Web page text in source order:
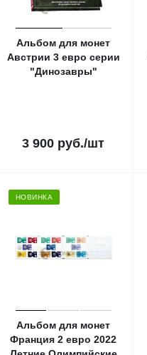
Альбом для монет
Австрии 3 евро серии
"Динозавры"
3 900 руб./шт
НОВИНКА
Альбом для монет
Франция 2 евро 2022